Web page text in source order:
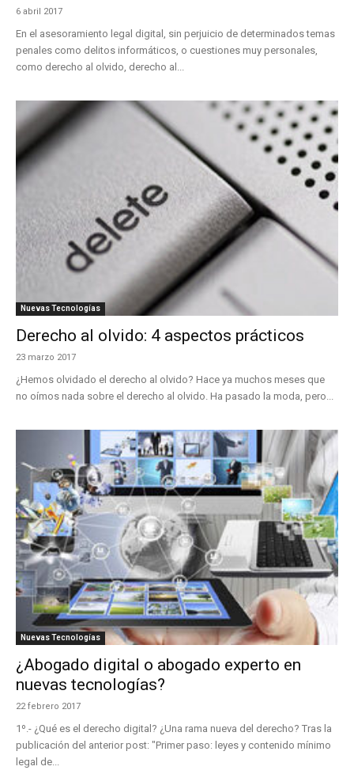
6 abril 2017
En el asesoramiento legal digital, sin perjuicio de determinados temas
penales como delitos informáticos, o cuestiones muy personales,
como derecho al olvido, derecho al...
Nuevas Tecnologías
Derecho al olvido: 4 aspectos prácticos
23 marzo 2017
¿Hemos olvidado el derecho al olvido? Hace ya muchos meses que
no oímos nada sobre el derecho al olvido. Ha pasado la moda, pero...
Nuevas Tecnologías
¿Abogado digital o abogado experto en
nuevas tecnologías?
22 febrero 2017
1º.- ¿Qué es el derecho digital? ¿Una rama nueva del derecho? Tras la
publicación del anterior post: "Primer paso: leyes y contenido mínimo
legal de...